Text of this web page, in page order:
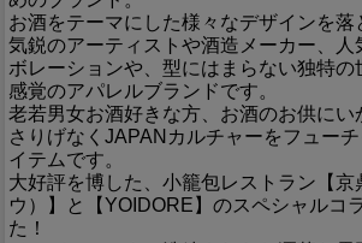
お酒をテーマにした様々なデザインを落
気鋭のアーティストや酒造メーカー、人
ボレーションや、型にはまらない独特
感覚のアパレルブランドです。
老若男女お酒好きな方、お酒のお供にい
さりげなくJAPANカルチャーをフュー
イテムです。
大好評を博した、小籠包レストラン【京
ウ）】と【YOIDORE】のスペシャルコ
た！